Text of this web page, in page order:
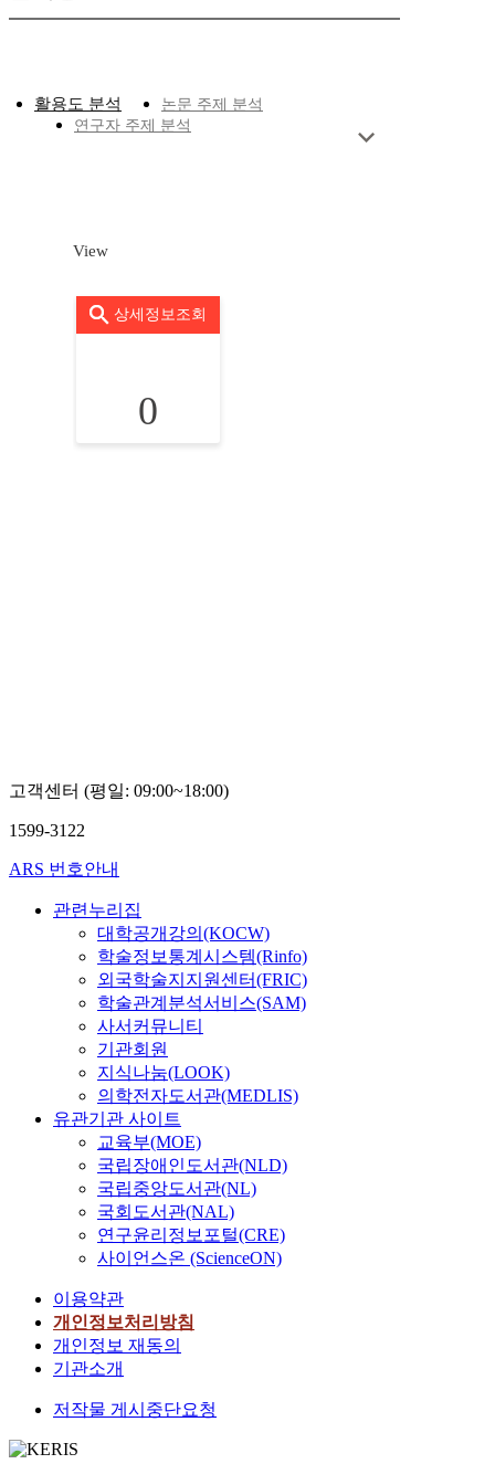
활용도 분석
논문 주제 분석
연구자 주제 분석
View
상세정보조회
0
고객센터 (평일: 09:00~18:00)
1599-3122
ARS 번호안내
관련누리집
대학공개강의(KOCW)
학술정보통계시스템(Rinfo)
외국학술지지원센터(FRIC)
학술관계분석서비스(SAM)
사서커뮤니티
기관회원
지식나눔(LOOK)
의학전자도서관(MEDLIS)
유관기관 사이트
교육부(MOE)
국립장애인도서관(NLD)
국립중앙도서관(NL)
국회도서관(NAL)
연구윤리정보포털(CRE)
사이언스온 (ScienceON)
이용약관
개인정보처리방침
개인정보 재동의
기관소개
저작물 게시중단요청